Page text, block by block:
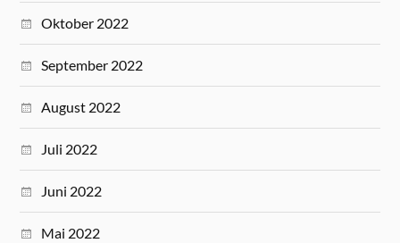
Oktober 2022
September 2022
August 2022
Juli 2022
Juni 2022
Mai 2022